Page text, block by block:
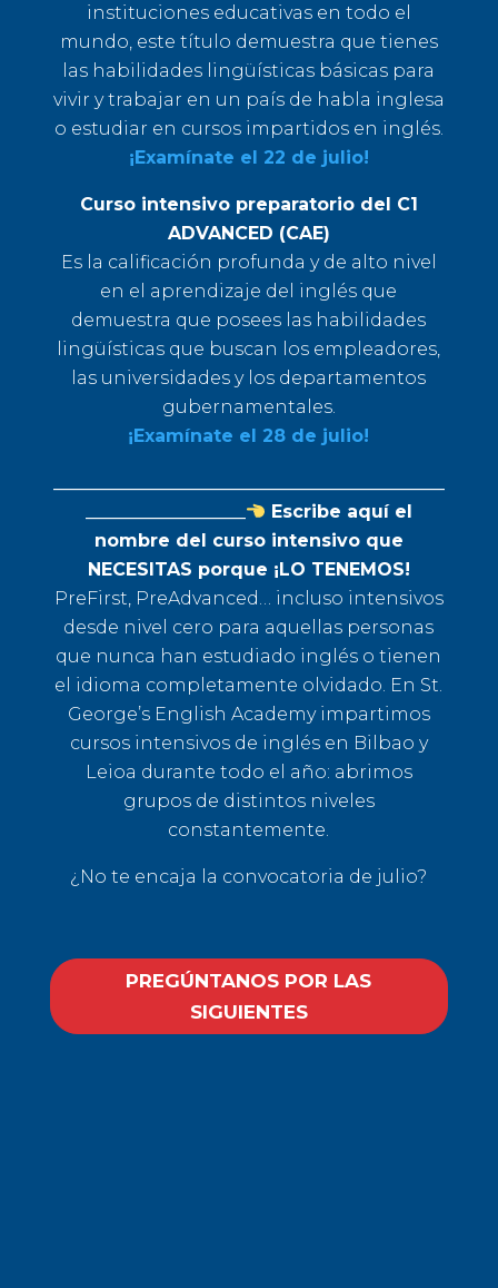
instituciones educativas en todo el
mundo, este título demuestra que tienes
las habilidades lingüísticas básicas para
vivir y trabajar en un país de habla inglesa
o estudiar en cursos impartidos en inglés.
¡Examínate el 22 de julio!
Curso intensivo preparatorio del C1
ADVANCED (CAE)
Es la calificación profunda y de alto nivel
en el aprendizaje del inglés que
demuestra que posees las habilidades
lingüísticas que buscan los empleadores,
las universidades y los departamentos
gubernamentales.
¡Examínate el 28 de julio!
Escribe aquí el
nombre del curso intensivo que
NECESITAS porque ¡LO TENEMOS!
PreFirst, PreAdvanced… incluso intensivos
desde nivel cero para aquellas personas
que nunca han estudiado inglés o tienen
el idioma completamente olvidado. En St.
George’s English Academy impartimos
cursos intensivos de inglés en Bilbao y
Leioa durante todo el año: abrimos
grupos de distintos niveles
constantemente.
¿No te encaja la convocatoria de julio?
PREGÚNTANOS POR LAS
SIGUIENTES